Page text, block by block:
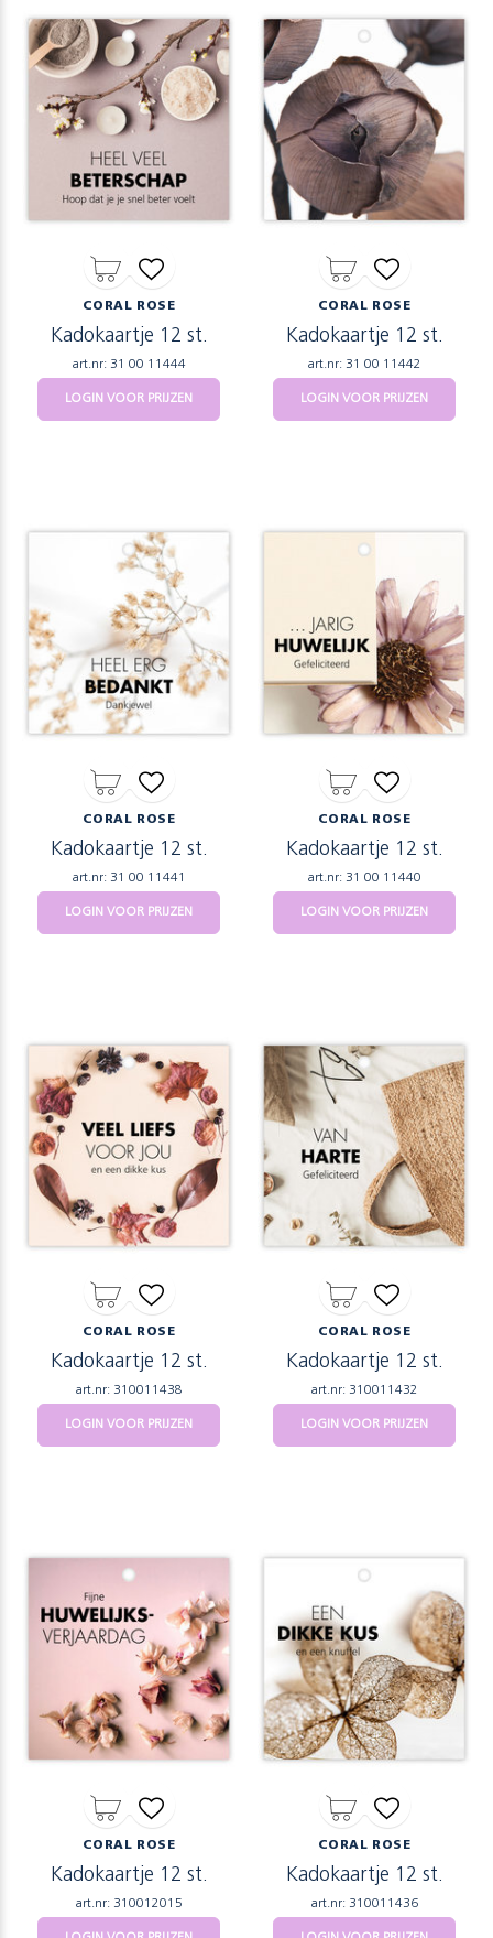
CORAL ROSE
Kadokaartje 12 st.
art.nr: 31 00 11444
LOGIN VOOR PRIJZEN
CORAL ROSE
Kadokaartje 12 st.
art.nr: 31 00 11442
LOGIN VOOR PRIJZEN
CORAL ROSE
Kadokaartje 12 st.
art.nr: 31 00 11441
LOGIN VOOR PRIJZEN
CORAL ROSE
Kadokaartje 12 st.
art.nr: 31 00 11440
LOGIN VOOR PRIJZEN
CORAL ROSE
Kadokaartje 12 st.
art.nr: 310011438
LOGIN VOOR PRIJZEN
CORAL ROSE
Kadokaartje 12 st.
art.nr: 310011432
LOGIN VOOR PRIJZEN
CORAL ROSE
Kadokaartje 12 st.
art.nr: 310012015
CORAL ROSE
Kadokaartje 12 st.
art.nr: 310011436